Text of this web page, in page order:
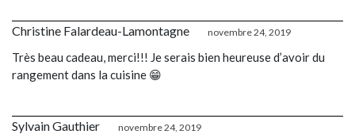
Christine Falardeau-Lamontagne novembre 24, 2019
Très beau cadeau, merci!!! Je serais bien heureuse d’avoir du
rangement dans la cuisine 😁
Sylvain Gauthier novembre 24, 2019